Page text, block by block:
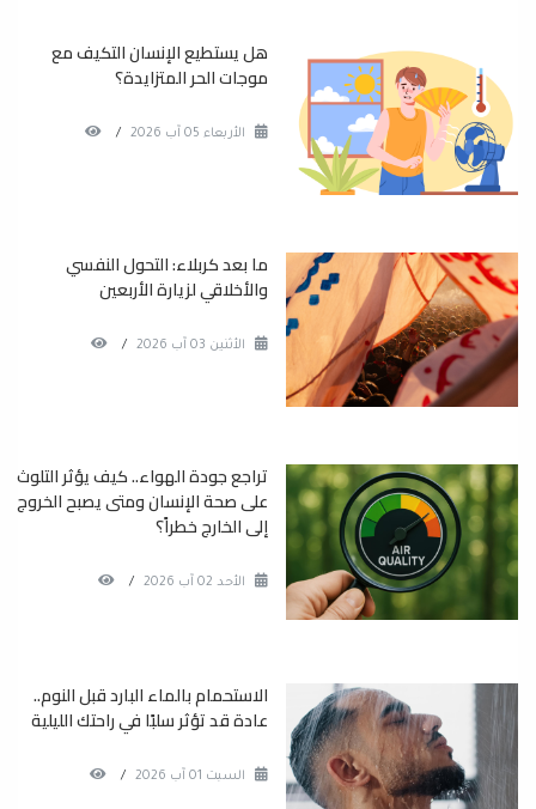
هل يستطيع الإنسان التكيف مع
موجات الحر المتزايدة؟
الأربعاء 05 آب 2026 /
ما بعد كربلاء: التحول النفسي
والأخلاقي لزيارة الأربعين
الأثنين 03 آب 2026 /
تراجع جودة الهواء.. كيف يؤثر التلوث
على صحة الإنسان ومتى يصبح الخروج
إلى الخارج خطراً؟
الأحد 02 آب 2026 /
الاستحمام بالماء البارد قبل النوم..
عادة قد تؤثر سلبًا في راحتك الليلية
السبت 01 آب 2026 /